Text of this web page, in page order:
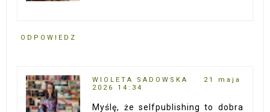
ODPOWIEDZ
WIOLETA SADOWSKA
21 maja
2026 14:34
Myślę, że selfpublishing to dobra